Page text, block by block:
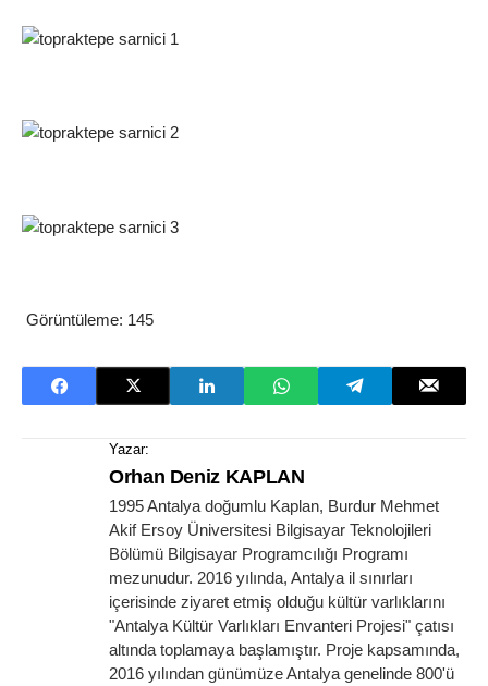
Görüntüleme: 145
Yazar:
Orhan Deniz KAPLAN
1995 Antalya doğumlu Kaplan, Burdur Mehmet
Akif Ersoy Üniversitesi Bilgisayar Teknolojileri
Bölümü Bilgisayar Programcılığı Programı
mezunudur. 2016 yılında, Antalya il sınırları
içerisinde ziyaret etmiş olduğu kültür varlıklarını
"Antalya Kültür Varlıkları Envanteri Projesi" çatısı
altında toplamaya başlamıştır. Proje kapsamında,
2016 yılından günümüze Antalya genelinde 800'ü